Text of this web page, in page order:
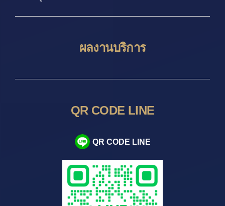
ผลงานบริการ
QR CODE LINE
QR CODE LINE